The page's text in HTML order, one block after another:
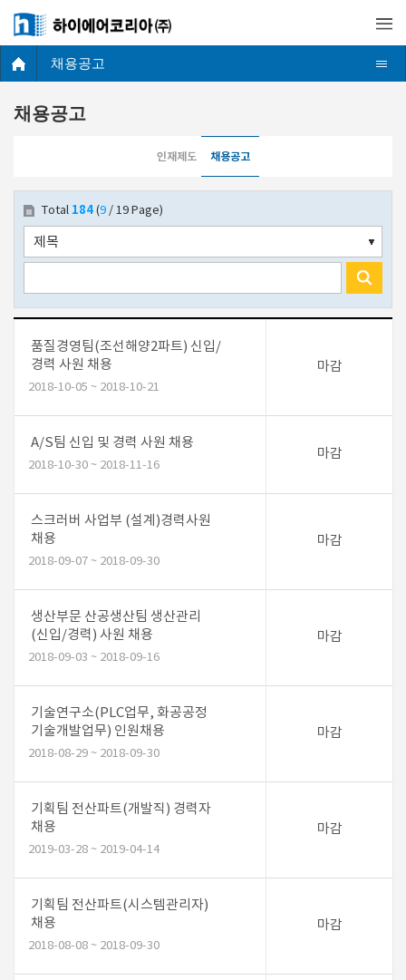
채용공고
채용공고
인재제도 채용공고
Total 184 (9 / 19 Page)
품질경영팀(조선해양2파트) 신입/
경력 사원 채용
2018-10-05 ~ 2018-10-21
마감
A/S팀 신입 및 경력 사원 채용
2018-10-30 ~ 2018-11-16
마감
스크러버 사업부 (설계)경력사원
채용
2018-09-07 ~ 2018-09-30
마감
생산부문 산공생산팀 생산관리
(신입/경력) 사원 채용
2018-09-03 ~ 2018-09-16
마감
기술연구소(PLC업무, 화공공정
기술개발업무) 인원채용
2018-08-29 ~ 2018-09-30
마감
기획팀 전산파트(개발직) 경력자
채용
2019-03-28 ~ 2019-04-14
마감
기획팀 전산파트(시스템관리자)
채용
2018-08-08 ~ 2018-09-30
마감